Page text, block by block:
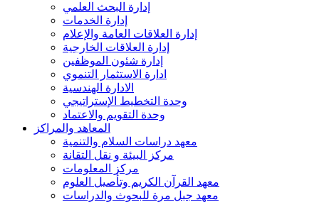
إدارة البحث العلمي
إدارة الخدمات
إدارة العلاقات العامة والإعلام
إدارة العلاقات الخارجية
إدارة شئون الموظفين
ادارة الاستثمار التنموي
الادارة الهندسية
وحدة التخطيط الإستراتيجي
وحدة التقويم والاعتماد
المعاهد والمراكز
معهد دراسات السلام والتنمية
مركز البيئة و نقل التقانة
مركز المعلومات
معهد القرآن الكريم وتأصيل العلوم
معهد جبل مرة للبحوث والدراسات